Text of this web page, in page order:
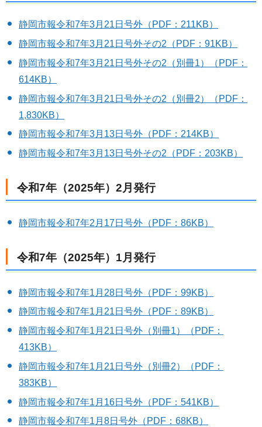
静岡市報令和7年3月21日号外（PDF：211KB）
静岡市報令和7年3月21日号外その2（PDF：91KB）
静岡市報令和7年3月21日号外その2（別冊1）（PDF：
614KB）
静岡市報令和7年3月21日号外その2（別冊2）（PDF：
1,830KB）
静岡市報令和7年3月13日号外（PDF：214KB）
静岡市報令和7年3月13日号外その2（PDF：203KB）
令和7年（2025年）2月発行
静岡市報令和7年2月17日号外（PDF：86KB）
令和7年（2025年）1月発行
静岡市報令和7年1月28日号外（PDF：99KB）
静岡市報令和7年1月21日号外（PDF：89KB）
静岡市報令和7年1月21日号外（別冊1）（PDF：
413KB）
静岡市報令和7年1月21日号外（別冊2）（PDF：
383KB）
静岡市報令和7年1月16日号外（PDF：541KB）
静岡市報令和7年1月8日号外（PDF：68KB）